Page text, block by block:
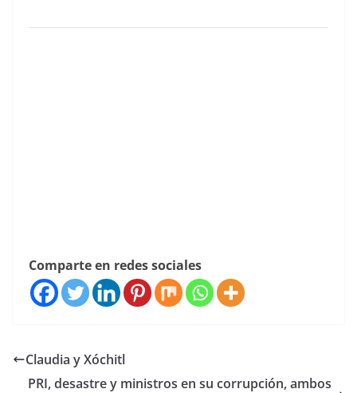
Comparte en redes sociales
Claudia y Xóchitl
PRI, desastre y ministros en su corrupción, ambos